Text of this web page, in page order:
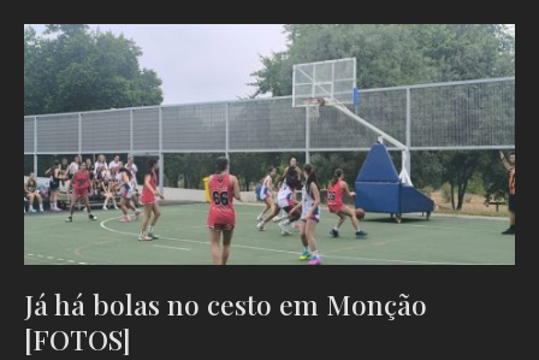
Já há bolas no cesto em Monção
[FOTOS]